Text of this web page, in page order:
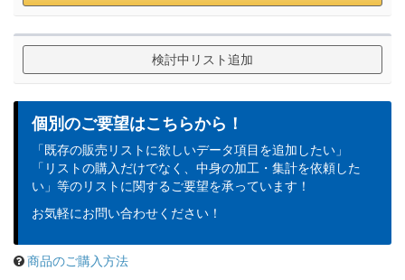
検討中リスト追加
個別のご要望はこちらから！
「既存の販売リストに欲しいデータ項目を追加したい」
「リストの購入だけでなく、中身の加工・集計を依頼した
い」等のリストに関するご要望を承っています！
お気軽にお問い合わせください！
商品のご購入方法